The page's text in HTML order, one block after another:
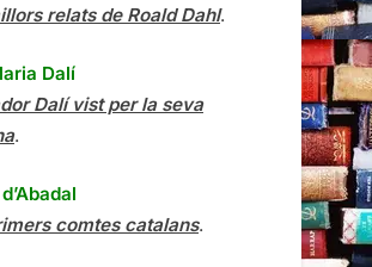
relats de Roald Dahl.
Dalí
Dalí vist per la seva
.
comtes catalans.